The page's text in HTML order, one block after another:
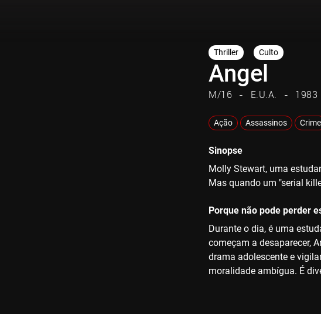
Thriller Culto
Angel
M/16 E.U.A. 1983
Ação Assassinos Crime
Sinopse
Molly Stewart, uma
Mas quando um "serial
Porque não pode perder
Durante o dia, é uma
começam a desaparecer,
drama adolescente e
moralidade ambígua. É